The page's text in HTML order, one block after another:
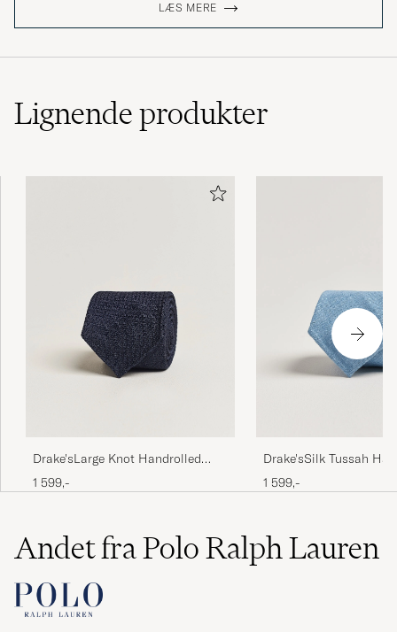
LÆS MERE
Lignendeprodukter
Drake'sLarge Knot Handrolled
Grenadine Silk TieNavy
1 599,-
Drake'sSilk Tussah
TieSky Blue
1 599,-
Andet fra Polo Ralph Lauren